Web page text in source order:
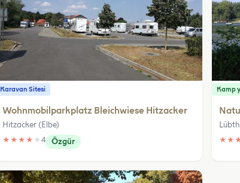
Karavan Sitesi
Wohnmobilparkplatz Bleichwiese Hitzacker
Hitzacker (Elbe)
★ ★ ★ ★ ★4 Özgür
Kamp
★ ★